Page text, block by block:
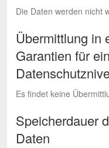
Die Daten werden nicht
Übermittlung in
Garantien für
Es findet keine
Speicherdauer
Daten